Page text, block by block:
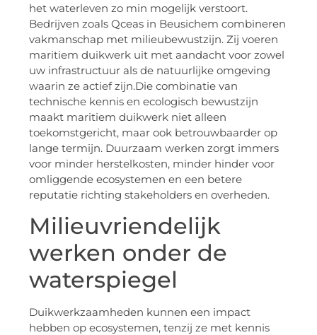
het waterleven zo min mogelijk verstoort.
Bedrijven zoals Qceas in Beusichem combineren
vakmanschap met milieubewustzijn. Zij voeren
maritiem duikwerk uit met aandacht voor zowel
uw infrastructuur als de natuurlijke omgeving
waarin ze actief zijn.Die combinatie van
technische kennis en ecologisch bewustzijn
maakt maritiem duikwerk niet alleen
toekomstgericht, maar ook betrouwbaarder op
lange termijn. Duurzaam werken zorgt immers
voor minder herstelkosten, minder hinder voor
omliggende ecosystemen en een betere
reputatie richting stakeholders en overheden.
Milieuvriendelijk
werken onder de
waterspiegel
Duikwerkzaamheden kunnen een impact
hebben op ecosystemen, tenzij ze met kennis